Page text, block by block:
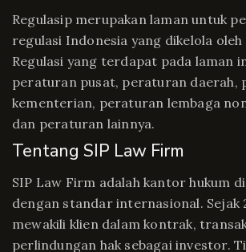
Regulasip merupakan laman untuk
regulasi Indonesia yang dikelola oleh
Regulasi yang terdapat pada laman
peraturan pusat, peraturan daerah,
kementerian, peraturan lembaga
dan peraturan lainnya.
Tentang SIP Law Firm
SIP Law Firm adalah kantor hukum
dengan standar internasional. Sejak
mewakili klien dalam kontrak,
perlindungan hak sebagai investor.